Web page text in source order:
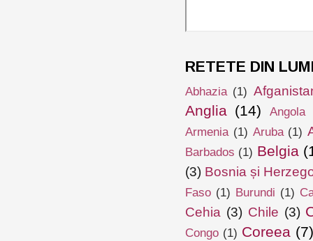
RETETE DIN
Abhazia (1)
Anglia (14) Angola
Armenia (1) Aruba (1)
Barbados (1) Belgia
(3) Bosnia și
Faso (1) Burundi (1)
Cehia (3) Chile (3)
Congo (1) Coreea